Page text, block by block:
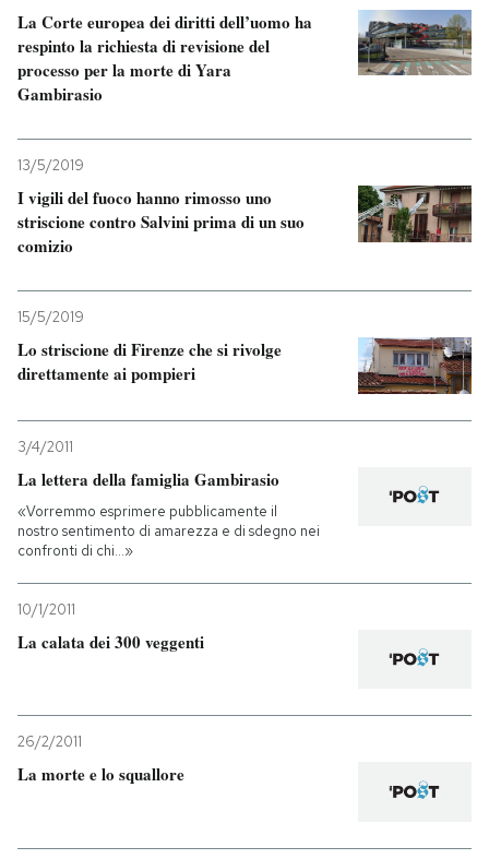
La Corte europea dei diritti dell’uomo ha
respinto la richiesta di revisione del
processo per la morte di Yara
Gambirasio
13/5/2019
I vigili del fuoco hanno rimosso uno
striscione contro Salvini prima di un suo
comizio
15/5/2019
Lo striscione di Firenze che si rivolge
direttamente ai pompieri
3/4/2011
La lettera della famiglia Gambirasio
«Vorremmo esprimere pubblicamente il
nostro sentimento di amarezza e di sdegno nei
confronti di chi...»
10/1/2011
La calata dei 300 veggenti
26/2/2011
La morte e lo squallore